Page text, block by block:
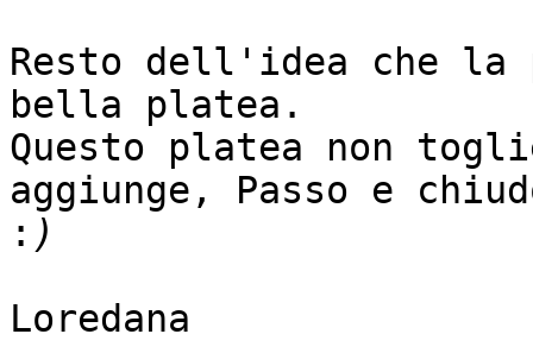
Resto dell'idea che la
bella platea.
Questo platea non
aggiunge, Passo e
: